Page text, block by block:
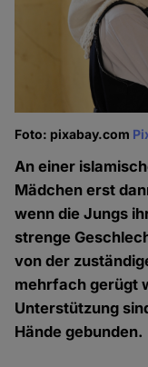
Foto: pixabay.com
An einer
Mädchen erst
wenn die Jungs
strenge
von der
mehrfach gerügt
Unterstützung
Hände gebunden.